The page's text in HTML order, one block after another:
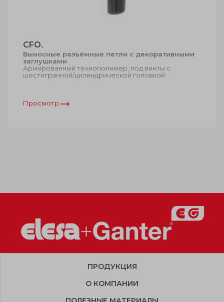
CFO.
Выносные разъёмные петли с декоративными
заглушками
Армированный технополимер, под винты с
шестигранной/цилиндрической головкой
Просмотр
ПРОДУКЦИЯ
О КОМПАНИИ